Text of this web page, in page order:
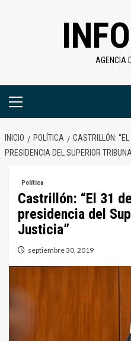
AGENCIA
Menú
INICIO POLÍTICA
CASTRILLÓN:
PRESIDENCIA DEL SUPERIOR
Política
Castrillón: “El 31
presidencia del
Justicia”
septiembre 30, 2019